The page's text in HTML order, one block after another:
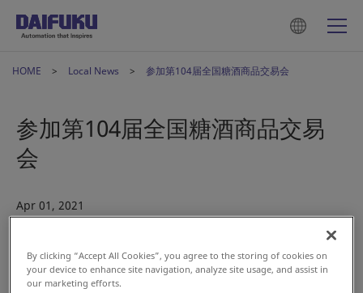
HOME Local News 参加第104届全国糖酒商品交易会
参加第104届全国糖酒商品交易
会
Apr 01, 2021
By clicking “Accept All Cookies”, you agree to the storing of cookies on
your device to enhance site navigation, analyze site usage, and assist in
our marketing efforts.